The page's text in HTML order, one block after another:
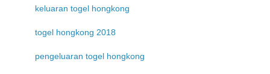
keluaran togel hongkong
togel hongkong 2018
pengeluaran togel hongkong